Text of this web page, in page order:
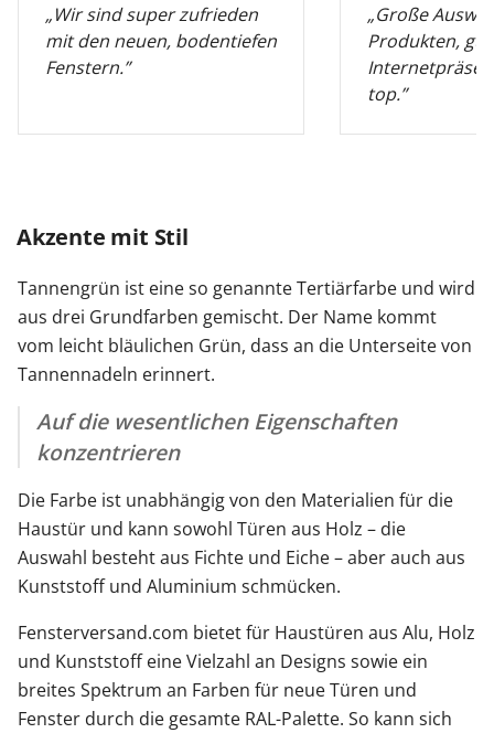
„Wir sind super zufrieden
mit den neuen, bodentiefen
Fenstern.”
„Große
Produkten,
top.”
Akzente mit Stil
Tannengrün ist eine so genannte Tertiärfarbe und wird
aus drei Grundfarben gemischt. Der Name kommt
vom leicht bläulichen Grün, dass an die Unterseite von
Tannennadeln erinnert.
Auf die wesentlichen Eigenschaften
konzentrieren
Die Farbe ist unabhängig von den Materialien für die
Haustür und kann sowohl Türen aus Holz – die
Auswahl besteht aus Fichte und Eiche – aber auch aus
Kunststoff und Aluminium schmücken.
Fensterversand.com bietet für Haustüren aus Alu, Holz
und Kunststoff eine Vielzahl an Designs sowie ein
breites Spektrum an Farben für neue Türen und
Fenster durch die gesamte RAL-Palette. So kann sich